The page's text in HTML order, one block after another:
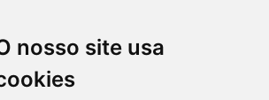
nosso site usa